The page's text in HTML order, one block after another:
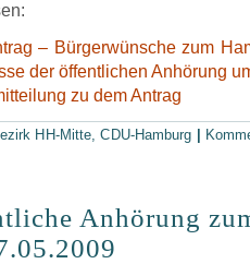
– Bürgerwünsche zum
der öffentlichen Anhörung
zu dem Antrag
HH-Mitte,CDU-Hamburg
Anhörung